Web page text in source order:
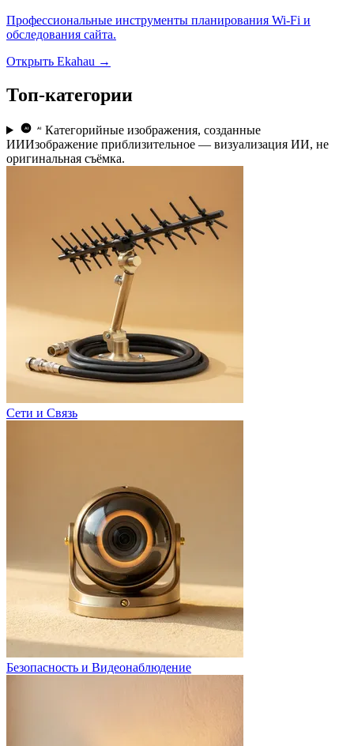
Профессиональные инструменты планирования Wi-Fi и
обследования сайта.
Открыть Ekahau →
Топ-категории
AI AI
Категорийные изображения, созданные
ИИИзображение приблизительное — визуализация ИИ, не
оригинальная съёмка.
Сети и Связь
Безопасность и Видеонаблюдение